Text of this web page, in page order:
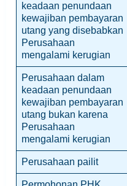
keadaan penundaan
kewajiban pembayaran
utang yang disebabkan
Perusahaan
mengalami kerugian
Perusahaan dalam
keadaan penundaan
kewajiban pembayaran
utang bukan karena
Perusahaan
mengalami kerugian
Perusahaan pailit